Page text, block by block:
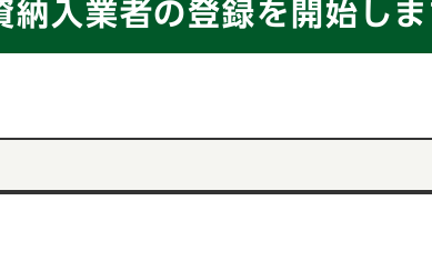
入業者の登録を開始し